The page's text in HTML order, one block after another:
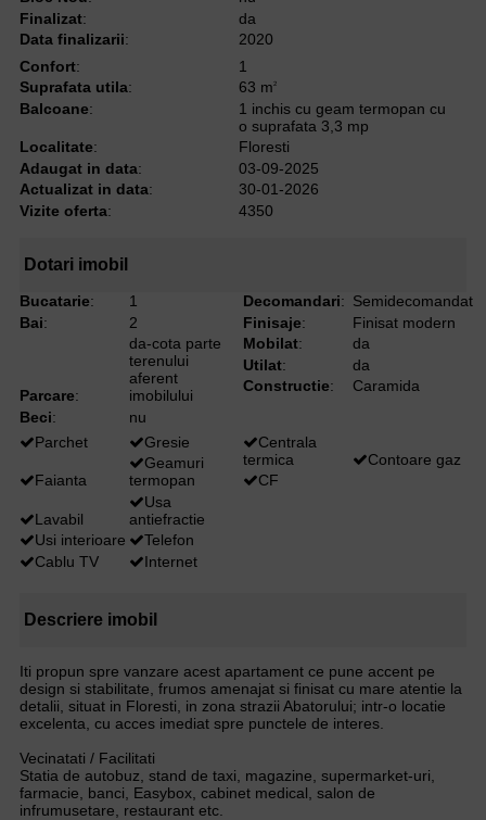
Finalizat:
da
Data finalizarii:
2020
Confort:
1
Suprafata utila: 63 m2
Balcoane:
1 inchis cu geam termopan cu
o suprafata 3,3 mp
Localitate:
Floresti
Adaugat in data:
03-09-2025
Actualizat in data:
30-01-2026
Vizite oferta: 4350
Dotari imobil
Bucatarie:
1
Bai: 2
Parcare:
da-cota parte
terenului
aferent
imobilului
Beci: nu
Decomandari: Semidecomandat
Finisaje:
Finisat modern
Mobilat:
da
Utilat:
da
Constructie: Caramida
Parchet Gresie
Faianta
Geamuri
termopan
Lavabil
Usa
antiefractie
Usi interioare
Telefon
Cablu TV
Internet
Centrala
termica
Contoare gaz
CF
Descriere imobil
Iti propun spre vanzare acest apartament ce pune accent pe
design si stabilitate, frumos amenajat si finisat cu mare atentie la
detalii, situat in Floresti, in zona strazii Abatorului; intr-o locatie
excelenta, cu acces imediat spre punctele de interes.
Vecinatati / Facilitati
Statia de autobuz, stand de taxi, magazine, supermarket-uri,
farmacie, banci, Easybox, cabinet medical, salon de
infrumusetare, restaurant etc.